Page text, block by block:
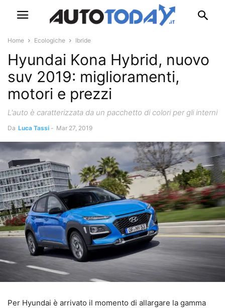
Home Ecologiche Ibride
Hyundai Kona Hybrid, nuovo
suv 2019: miglioramenti,
motori e prezzi
L'auto è caratterizzata da un pacchetto di colori per gli interni
Da Luca Tassi - Mar 27, 2019
Per Hyundai è arrivato il momento di allargare la gamma